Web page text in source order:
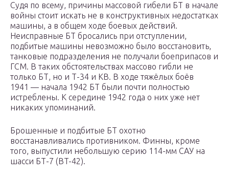
Судя по всему, причины массовой гибели БТ в начале
войны стоит искать не в конструктивных недостатках
машины, а в общем ходе боевых действий.
Неисправные БТ бросались при отступлении,
подбитые машины невозможно было восстановить,
танковые подразделения не получали боеприпасов и
ГСМ. В таких обстоятельствах массово гибли не
только БТ, но и Т-34 и КВ. В ходе тяжёлых боёв
1941 — начала 1942 БТ были почти полностью
истреблены. К середине 1942 года о них уже нет
никаких упоминаний.
Брошенные и подбитые БТ охотно
восстанавливались противником. Финны, кроме
того, выпустили небольшую серию 114-мм САУ на
шасси БТ-7 (BT-42).